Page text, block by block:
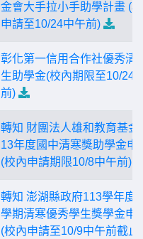
金會大手拉小手助學計畫 (
申請至10/24中午前)
彰化第一信用合作社優秀清
生助學金(校內期限至10/24
前)
轉知 財團法人雄和教育基金
13年度國中清寒獎助學金申
(校內申請期限10/8中午前)
轉知 澎湖縣政府113學年度
學期清寒優秀學生獎學金申
(校內申請至10/9中午前截止)